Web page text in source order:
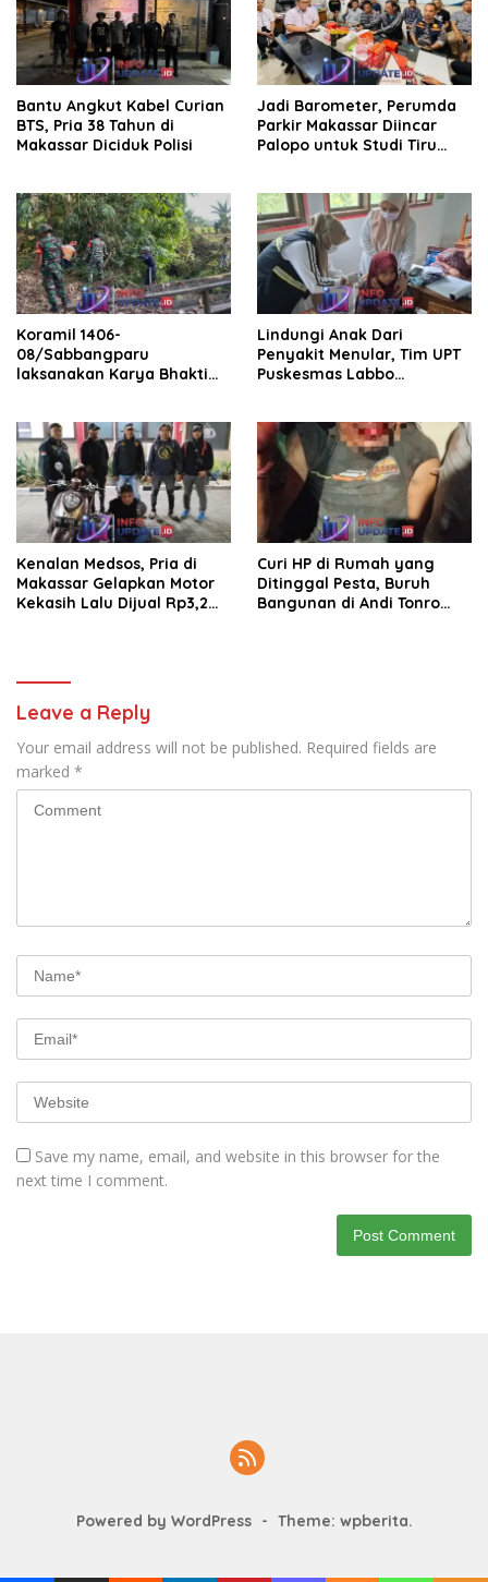
Bantu Angkut Kabel Curian
BTS, Pria 38 Tahun di
Makassar Diciduk Polisi
Jadi Barometer, Perumda
Parkir Makassar Diincar
Palopo untuk Studi Tiru
Koramil 1406-
08/Sabbangparu
laksanakan Karya Bhakti
Lindungi Anak Dari
Penyakit Menular, Tim UPT
Puskesmas Labbo
Kenalan Medsos, Pria di
Makassar Gelapkan Motor
Kekasih Lalu Dijual Rp3,2
Curi HP di Rumah yang
Ditinggal Pesta, Buruh
Bangunan di Andi Tonro
Leave a Reply
Your email address will not be published. Required fields are
marked *
Save my name, email, and website in this browser for the
next time I comment.
Powered by WordPress - Theme: wpberita.